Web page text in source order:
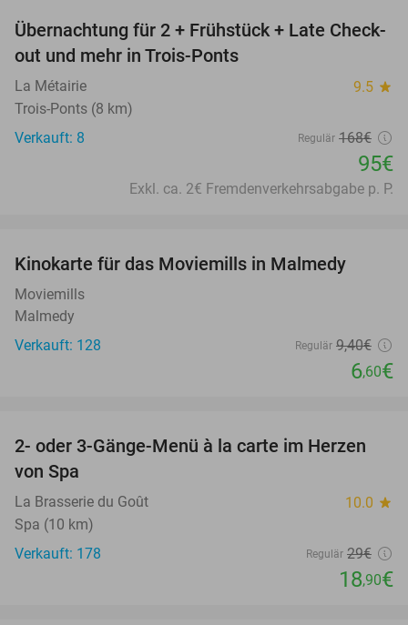
43%
Übernachtung für 2 + Frühstück + Late Check-
out und mehr in Trois-Ponts
La Métairie 9.5 star
Trois-Ponts (8 km)
Verkauft: 8
Regulär 168€
95€
Exkl. ca. 2€ Fremdenverkehrsabgabe p. P.
Kinokarte für das Moviemills in Malmedy
Moviemills
Malmedy
Verkauft: 128
Regulär 9,40€
6,60€
35%
2- oder 3-Gänge-Menü à la carte im Herzen
von Spa
La Brasserie du Goût 10.0 star
Spa (10 km)
Verkauft: 178
Regulär 29€
18,90€